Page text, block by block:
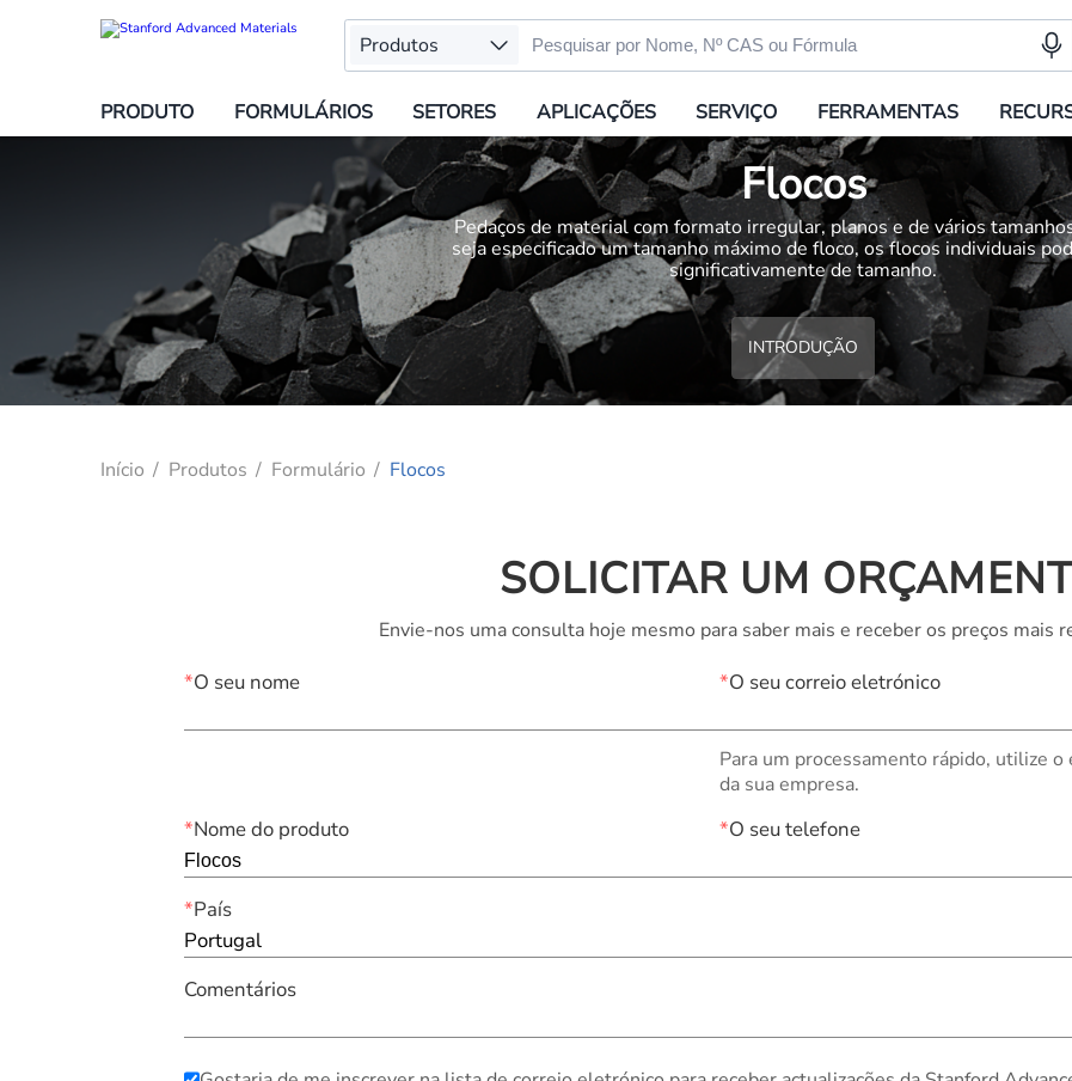
Produtos
PRODUTO FORMULÁRIOS SETORES APLICAÇÕES SERVIÇO FERRAMENTAS
Flocos
Pedaços de material com formato irregular, planos e de vários
seja especificado um tamanho máximo de floco, os flocos individuais
significativamente de tamanho.
INTRODUÇÃO
Início Produtos Formulário Flocos
SOLICITAR UM
Envie-nos uma consulta hoje mesmo para saber mais e receber os preços mais
*O seu nome *O seu correio eletrónico
Para um processamento rápido, utilize
da sua empresa.
*Nome do produto *O seu telefone
*País
Portugal
Comentários